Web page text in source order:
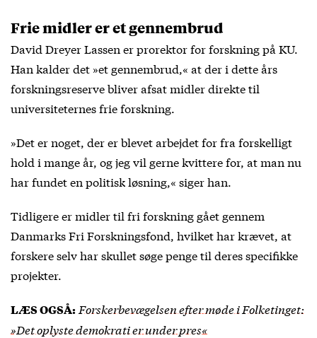
Frie midler er et gennembrud
David Dreyer Lassen er prorektor for forskning på KU.
Han kalder det »et gennembrud,« at der i dette års
forskningsreserve bliver afsat midler direkte til
universiteternes frie forskning.
»Det er noget, der er blevet arbejdet for fra forskelligt
hold i mange år, og jeg vil gerne kvittere for, at man nu
har fundet en politisk løsning,« siger han.
Tidligere er midler til fri forskning gået gennem
Danmarks Fri Forskningsfond, hvilket har krævet, at
forskere selv har skullet søge penge til deres specifikke
projekter.
LÆS OGSÅ: Forskerbevægelsen efter møde i Folketinget:
»Det oplyste demokrati er under pres«